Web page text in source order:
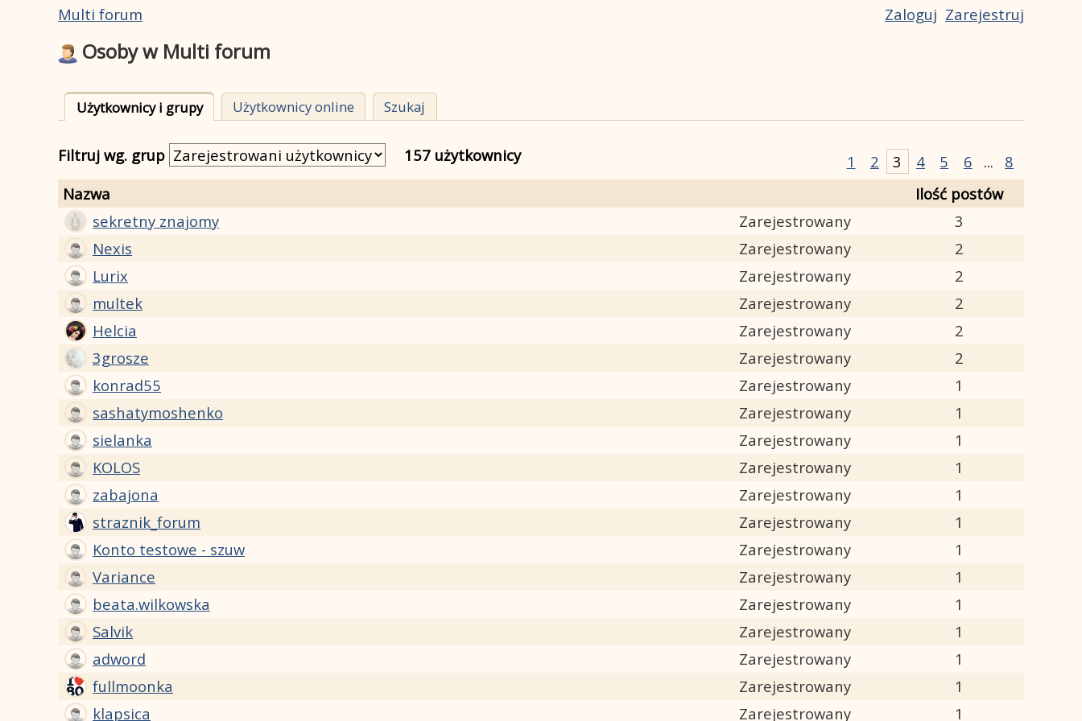
Multi forum Zaloguj Zarejestruj
Osoby w Multi forum
Użytkownicy i grupy Użytkownicy online Szukaj
Filtruj wg. grup 157 użytkownicy 1 2 3 4 5 6 ...
8
Nazwa
Ilość postów
sekretny znajomy
Zarejestrowany
3
Nexis
Zarejestrowany
2
Lurix
Zarejestrowany
2
multek
Zarejestrowany
2
Helcia
Zarejestrowany
2
3grosze
Zarejestrowany
2
konrad55
Zarejestrowany
1
sashatymoshenko
Zarejestrowany
1
sielanka
Zarejestrowany
1
KOLOS
Zarejestrowany
1
zabajona
Zarejestrowany
1
straznik_forum
Zarejestrowany
1
Konto testowe - szuw
Zarejestrowany
1
Variance
Zarejestrowany
1
beata.wilkowska
Zarejestrowany
1
Salvik
Zarejestrowany
1
adword
Zarejestrowany
1
fullmoonka
Zarejestrowany
1
klapsica
Zarejestrowany 1